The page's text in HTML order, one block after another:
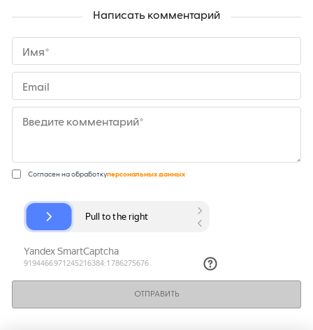
Написать комментарий
Имя*
Email
Введите комментарий*
Согласен на обработкуперсональных данных
ОТПРАВИТЬ